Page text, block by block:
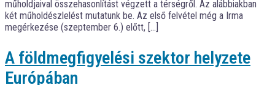
műholdjaival összehasonlítást végzett a térségről. Az alábbiakban
két műholdészlelést mutatunk be. Az első felvétel még a Irma
megérkezése (szeptember 6.) előtt, […]
A földmegfigyelési szektor helyzete
Európában